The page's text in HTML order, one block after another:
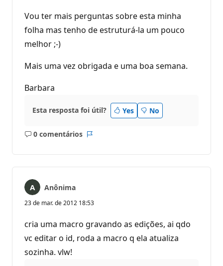
Vou ter mais perguntas sobre esta minha
folha mas tenho de estruturá-la um pouco
melhor ;-)
Mais uma vez obrigada e uma boa semana.
Barbara
Esta resposta foi útil? Yes No
0 comentários
Sem
Anônima
23 de mar. de 2012 18:53
cria uma macro gravando as edições, ai qdo
vc editar o id, roda a macro q ela atualiza
sozinha. vlw!